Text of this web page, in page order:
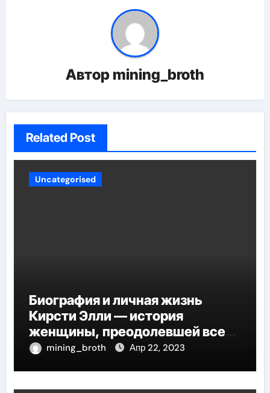
Автор mining_broth
Related Post
Uncategorised
Биография и личная жизнь
Кирсти Элли — история
женщины, преодолевшей все
трудности и стала
mining_broth Апр 22, 2023